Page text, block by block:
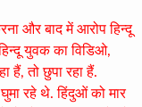
और बाद में आरोप हिन्दू
युवक का विडिओ,
तो छुपा रहा हैं.
रहे थे. हिंदुओं को मार